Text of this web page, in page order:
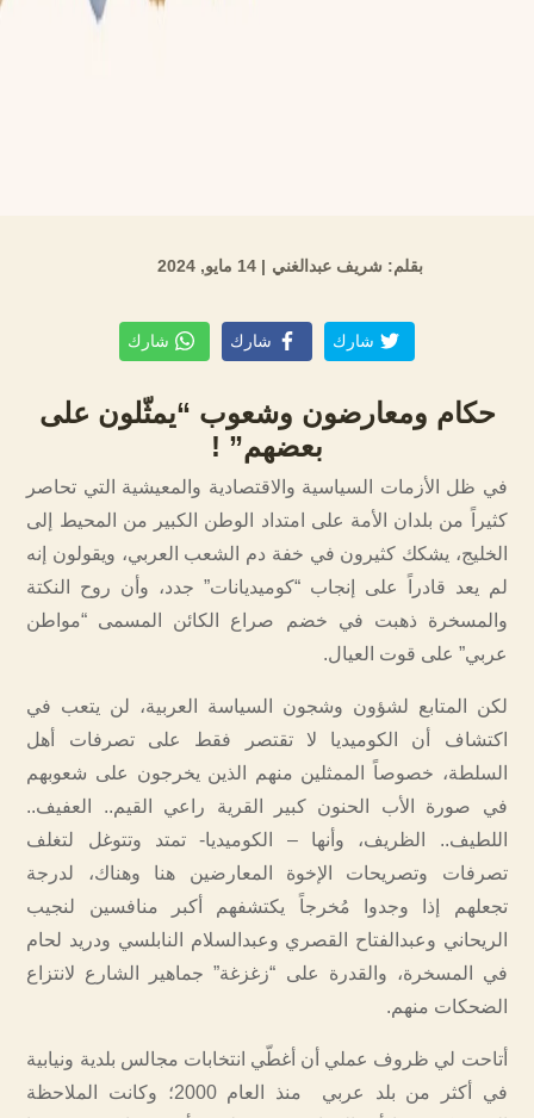
بقلم: شريف عبدالغني | 14 مايو, 2024
شارك شارك شارك
حكام ومعارضون وشعوب “يمثّلون على
بعضهم” !
في ظل الأزمات السياسية والاقتصادية والمعيشية التي تحاصر
كثيراً من بلدان الأمة على امتداد الوطن الكبير من المحيط إلى
الخليج، يشكك كثيرون في خفة دم الشعب العربي، ويقولون إنه
لم يعد قادراً على إنجاب “كوميديانات” جدد، وأن روح النكتة
والمسخرة ذهبت في خضم صراع الكائن المسمى “مواطن
عربي” على قوت العيال.
لكن المتابع لشؤون وشجون السياسة العربية، لن يتعب في
اكتشاف أن الكوميديا لا تقتصر فقط على تصرفات أهل
السلطة، خصوصاً الممثلين منهم الذين يخرجون على شعوبهم
في صورة الأب الحنون كبير القرية راعي القيم.. العفيف..
اللطيف.. الظريف، وأنها – الكوميديا- تمتد وتتوغل لتغلف
تصرفات وتصريحات الإخوة المعارضين هنا وهناك، لدرجة
تجعلهم إذا وجدوا مُخرجاً يكتشفهم أكبر منافسين لنجيب
الريحاني وعبدالفتاح القصري وعبدالسلام النابلسي ودريد لحام
في المسخرة، والقدرة على “زغزغة” جماهير الشارع لانتزاع
الضحكات منهم.
أتاحت لي ظروف عملي أن أغطّي انتخابات مجالس بلدية ونيابية
في أكثر من بلد عربي منذ العام 2000؛ وكانت الملاحظة